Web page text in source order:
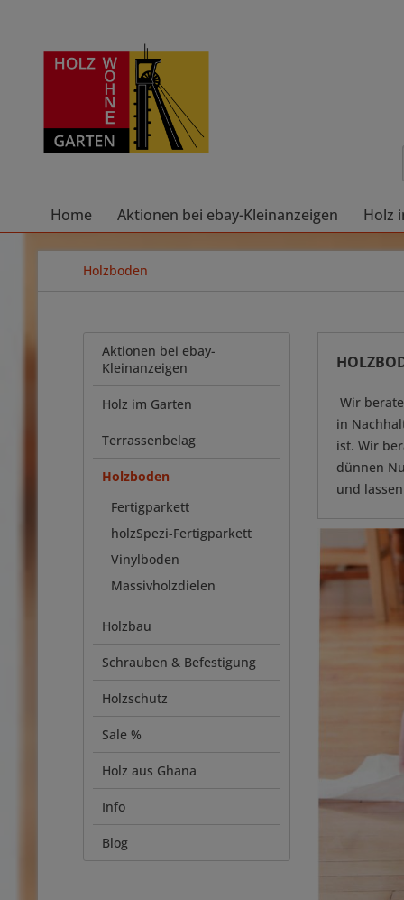
Home Aktionen bei ebay-Kleinanzeigen Holz
Holzboden
Aktionen bei ebay-
Kleinanzeigen
Holz im Garten
Terrassenbelag
Holzboden
Fertigparkett
holzSpezi-Fertigparkett
Vinylboden
Massivholzdielen
Holzbau
Schrauben & Befestigung
Holzschutz
Sale %
Holz aus Ghana
Info
Blog
Wir
in
ist. Wir
dünnen
und